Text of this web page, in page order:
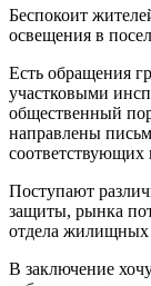
Беспокоит
освещения в
Есть обращения
участковыми
общественный
направлены
Поступают
защиты, рынка
отдела жилищных
В заключение